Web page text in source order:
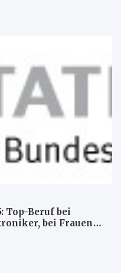
Top-Beruf bei
bei Frauen